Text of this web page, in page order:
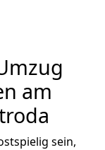
am
sein,